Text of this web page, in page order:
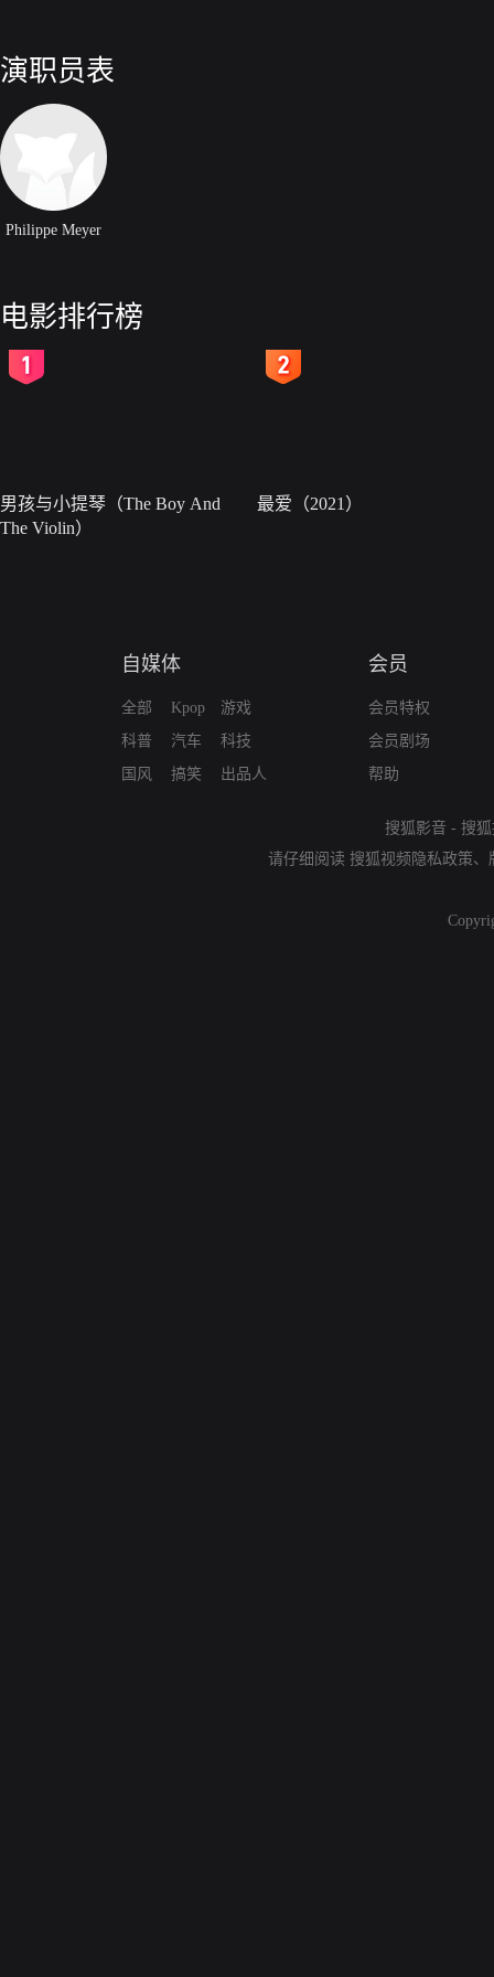
演职员表
Philippe Meyer
电影排行榜
男孩与小提琴（The Boy And
The Violin）
最爱（2021）
自媒体
全部
科普
国风
Kpop
汽车
搞笑
游戏
科技
出品人
会员
会员特权
会员剧场
帮助
搜狐影音 - 搜
请仔细阅读 搜狐视频隐私政策、